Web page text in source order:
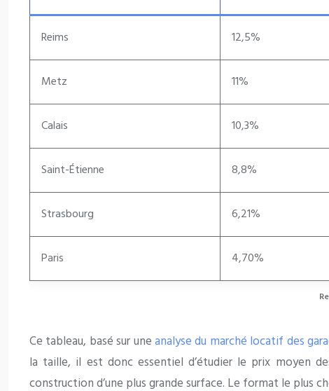
Reims 12,5%
Metz 11%
Calais 10,3%
Saint-Étienne 8,8%
Strasbourg 6,21%
Paris 4,70%
Ce tableau, basé sur uneanalyse du marché locatif des
la taille, il est donc essentiel d’étudier le prix moyen
construction d’une plus grande surface. Le format le plus